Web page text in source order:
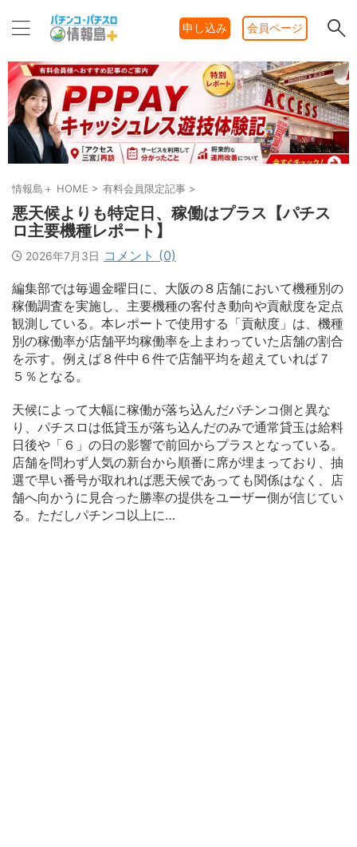
申し込み 会員ページ
情報島＋ HOME > 有料会員限定記事 >
悪天候よりも特定日、稼働はプラス【パチス
ロ主要機種レポート】
2026年7月3日 コメント (0)
編集部では毎週金曜日に、大阪の８店舗において機種別の
稼働調査を実施し、主要機種の客付き動向や貢献度を定点
観測している。本レポートで使用する「貢献度」は、機種
別の稼働率が店舗平均稼働率を上まわっていた店舗の割合
を示す。例えば８件中６件で店舗平均を超えていれば７
５％となる。
天候によって大幅に稼働が落ち込んだパチンコ側と異な
り、パチスロは低貸玉が落ち込んだのみで通常貸玉は給料
日後や「６」の日の影響で前回からプラスとなっている。
店舗を問わず人気の新台から順番に席が埋まっており、抽
選で早い番号が取れれば悪天候であっても関係はなく、店
舗へ向かうに見合った勝率の提供をユーザー側が信じてい
る。ただしパチンコ以上に…